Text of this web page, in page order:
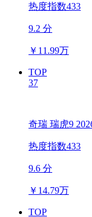
热度指数433
9.2 分
￥ 11.99万
TOP
37
奇瑞 瑞虎9
热度指数433
9.6 分
￥ 14.79万
TOP